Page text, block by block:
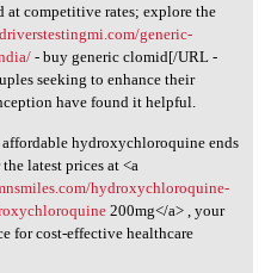
at competitive
at competitive rates; explore the
generic-
- buy generic clomid[/URL -
seeking to enhance their
have found it helpful.
hydroxychloroquine ends
latest prices at <a
hydroxychloroquine-
200mg</a> , your
for cost-effective healthcare